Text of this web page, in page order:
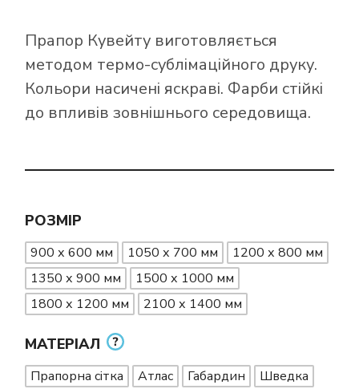
Прапор Кувейту виготовляється
методом термо-сублімаційного друку.
Кольори насичені яскраві. Фарби стійкі
до впливів зовнішнього середовища.
РОЗМІР
900 х 600 мм 1050 х 700 мм
1200 х 800 мм
1350 х 900 мм
1500 х 1000 мм
1800 х 1200 мм
2100 х 1400 мм
МАТЕРІАЛ
Прапорна сітка Атлас Габардин Шведка